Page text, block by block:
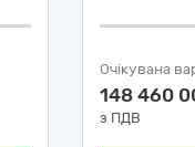
Очікувана
148 460
з ПДВ